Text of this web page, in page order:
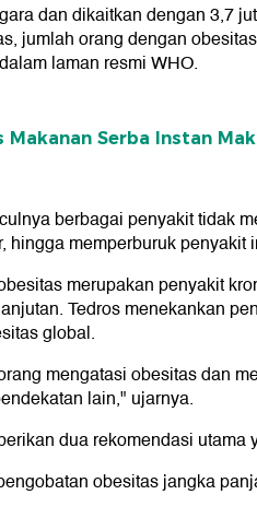
dan dikaitkan dengan 3,7
jumlah orang dengan
laman resmi WHO.
Serba Instan
berbagai penyakit tidak
hingga memperburuk penyakit
merupakan penyakit
Tedros menekankan
global.
mengatasi obesitas dan
lain," ujarnya.
dua rekomendasi utama
obesitas jangka